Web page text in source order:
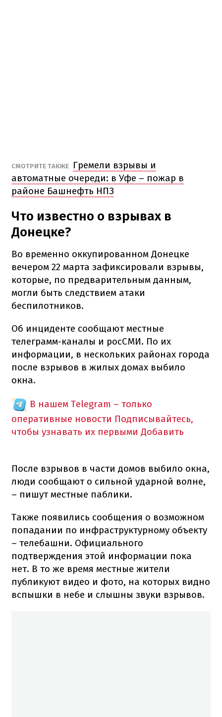
СМОТРИТЕ ТАКЖЕ
Гремели взрывы и
автоматные очереди: в Уфе – пожар в
районе Башнефть НПЗ
Что известно о взрывах в
Донецке?
Во временно оккупированном Донецке
вечером 22 марта зафиксировали взрывы,
которые, по предварительным данным,
могли быть следствием атаки
беспилотников.
Об инциденте сообщают местные
телеграмм-каналы и росСМИ. По их
информации, в нескольких районах города
после взрывов в жилых домах выбило
окна.
В нашем Telegram – только
оперативные новости Подписывайтесь,
чтобы узнавать их первыми Добавить
После взрывов в части домов выбило окна,
люди сообщают о сильной ударной волне,
– пишут местные паблики.
Также появились сообщения о возможном
попадании по инфраструктурному объекту
– телебашни. Официального
подтверждения этой информации пока
нет. В то же время местные жители
публикуют видео и фото, на которых видно
вспышки в небе и слышны звуки взрывов.